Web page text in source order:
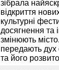
зібрала
відкриття
культурні
досягнення та
змінюють
передають дух
та його